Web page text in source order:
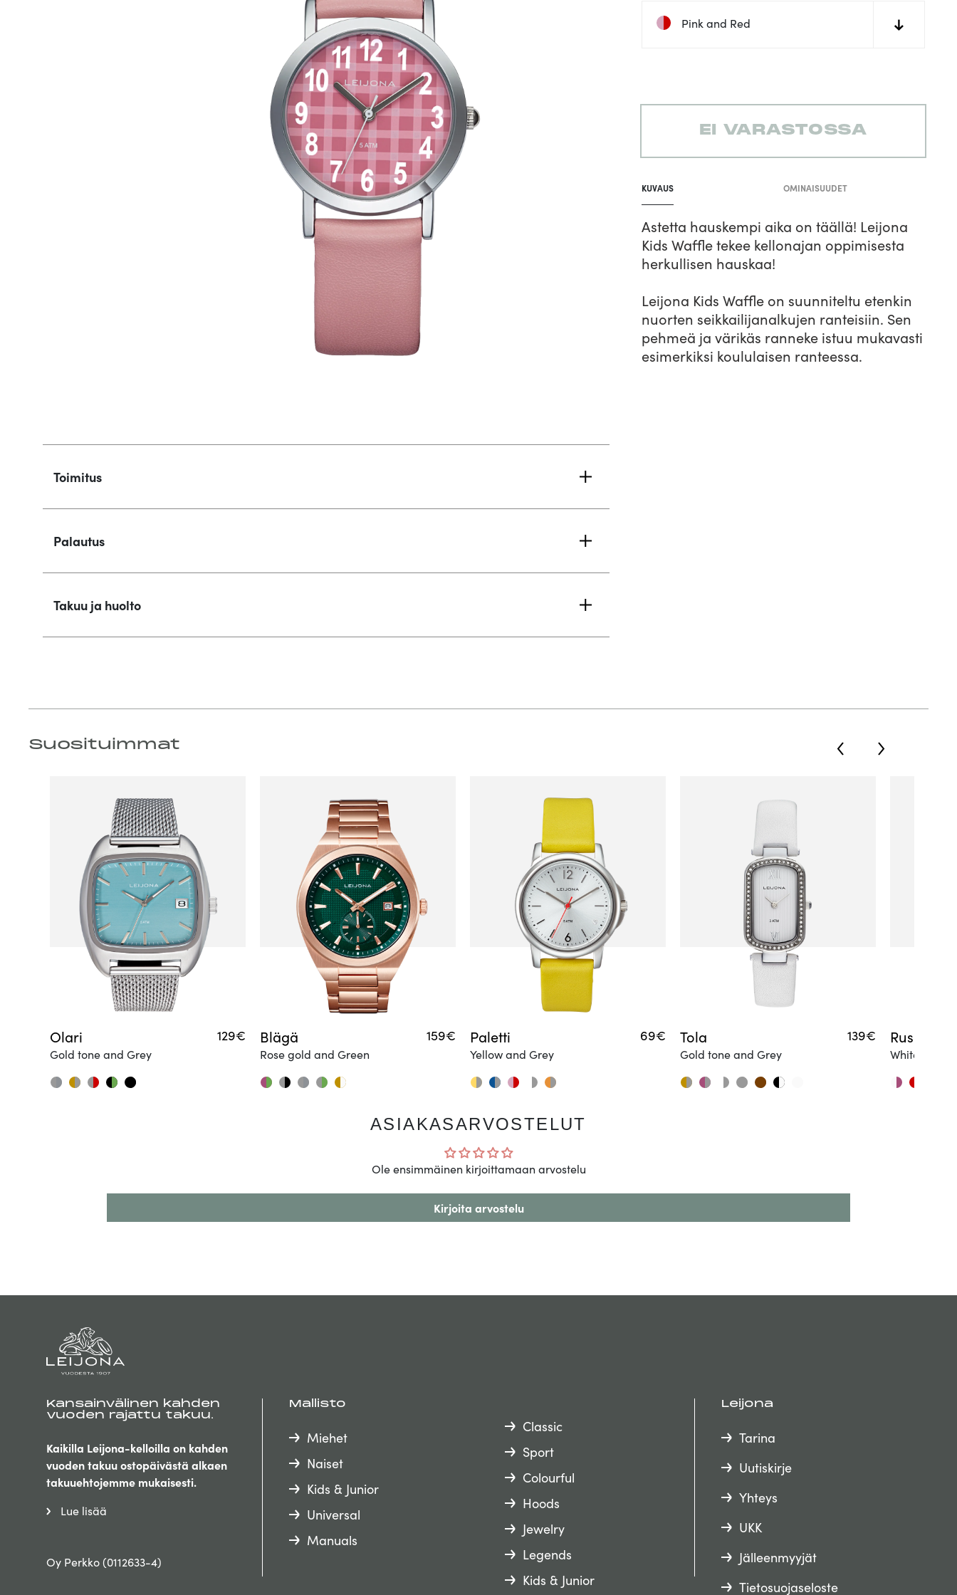
Toimitus
Palautus
Takuu ja huolto
Pink and Red ↓
EI VARASTOSSA
lisääminen
KUVAUS OMINAISUUDET
Astetta hauskempi aika on täällä! Leijona
Kids Waffle tekee kellonajan oppimisesta
herkullisen hauskaa!
Leijona Kids Waffle on suunniteltu etenkin
nuorten seikkailijanalkujen ranteisiin. Sen
pehmeä ja värikäs ranneke istuu mukavasti
esimerkiksi koululaisen ranteessa.
Suosituimmat
Olari 129€
Gold tone and Grey
Blägä 159€
Rose gold and Green
Paletti 69€
Yellow and Grey
Tola 139€
Gold tone and Grey
Ruska
White and
ASIAKASARVOSTELUT
Ole ensimmäinen kirjoittamaan arvostelu
Kirjoita arvostelu
Kansainvälinen kahden
vuoden rajattu takuu.
Kaikilla Leijona-kelloilla on kahden
vuoden takuu ostopäivästä alkaen
takuuehtojemme mukaisesti.
Lue lisää
Oy Perkko (0112633-4)
Mallisto
Miehet
Naiset
Kids & Junior
Universal
Manuals
Classic
Sport
Colourful
Hoods
Jewelry
Legends
Kids & Junior
Leijona
Tarina
Uutiskirje
Yhteys
UKK
Jälleenmyyjät
Tietosuojaseloste